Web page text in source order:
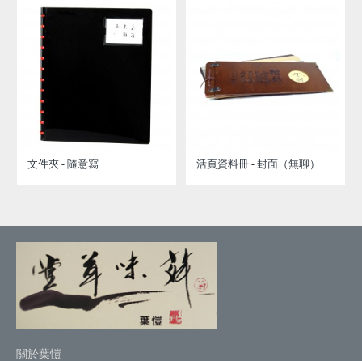
文件夾 - 隨意寫 活頁資料冊 - 封面（無聊）
關於葉愷